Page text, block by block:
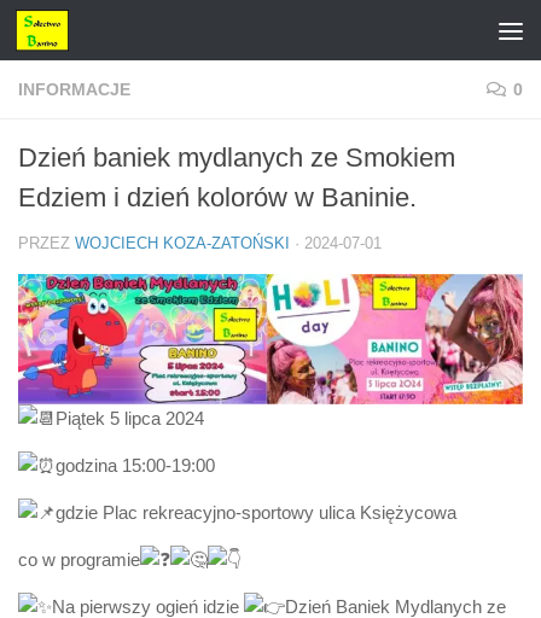
Przejdź do treści
INFORMACJE 0
Dzień baniek mydlanych ze Smokiem
Edziem i dzień kolorów w Baninie.
PRZEZ WOJCIECH KOZA-ZATOŃSKI · 2024-07-01
Piątek 5 lipca 2024
godzina 15:00-19:00
gdzie Plac rekreacyjno-sportowy ulica Księżycowa
co w programie
Na pierwszy ogień idzie
Dzień Baniek Mydlanych ze